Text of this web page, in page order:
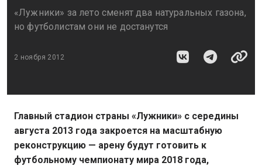
«Лужники» за лето сменят два натуральных газона,
но футболистам они не достанутся
2 ноября 2012
Главный стадион страны «Лужники» с середины
августа 2013 года закроется на масштабную
реконструкцию — арену будут готовить к
футбольному чемпионату мира 2018 года,